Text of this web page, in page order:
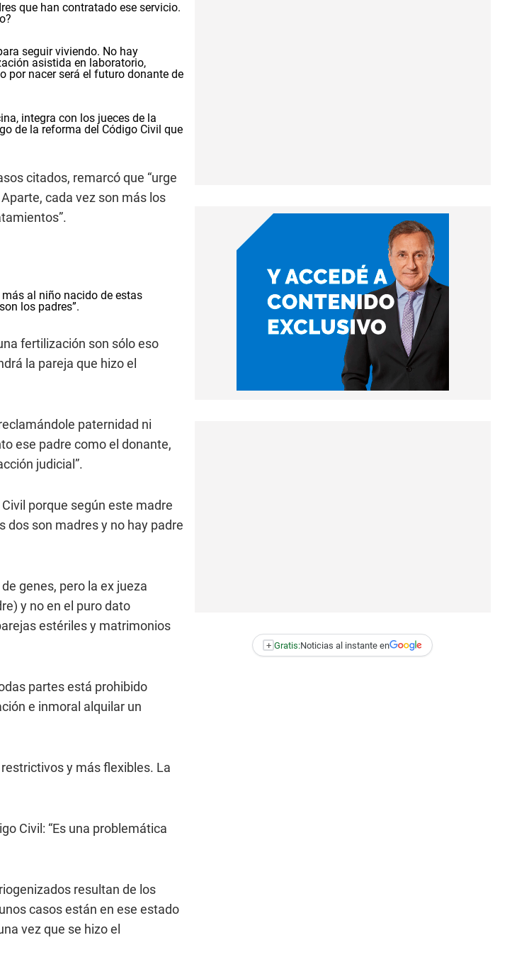
que han contratado ese servicio.
seguir viviendo. No hay
asistida en laboratorio,
por nacer será el futuro donante de
integra con los jueces de la
de la reforma del Código Civil que
citados, remarcó que “urge
cada vez son más los
al niño nacido de estas
los padres”.
fertilización son sólo eso
la pareja que hizo el
paternidad ni
ese padre como el donante,
judicial”.
porque según este madre
dos son madres y no hay padre
genes, pero la ex jueza
y no en el puro dato
estériles y matrimonios
partes está prohibido
e inmoral alquilar un
y más flexibles. La
Civil: “Es una problemática
resultan de los
casos están en ese estado
vez que se hizo el
+ Gratis:Noticias al instante en